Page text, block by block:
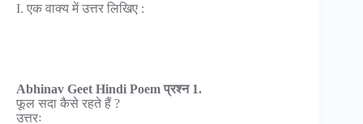
I. एक वाक्य में उत्तर लिखिए :
Abhinav Geet Hindi Poem प्रश्न 1.
फूल सदा कैसे रहते हैं ?
उत्तरः